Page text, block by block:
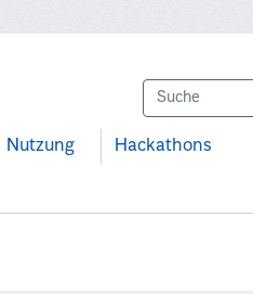
Nutzung Hackathons